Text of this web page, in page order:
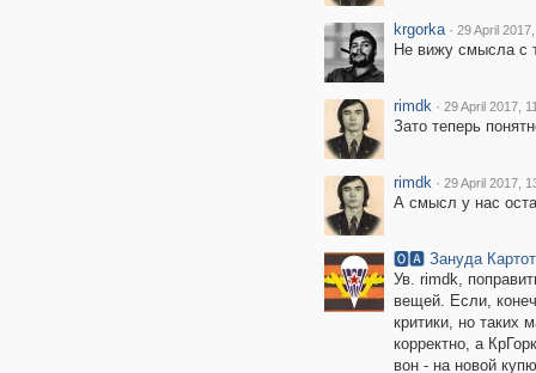
krgorka · 29 April
Не вижу смысла с
rimdk · 29 April 2017,
Зато теперь
rimdk · 29 April 2017,
А смысл у нас
🅾🅰 Зануда
Ув. rimdk,
вещей. Если,
критики, но таких
корректно, а
вон - на новой